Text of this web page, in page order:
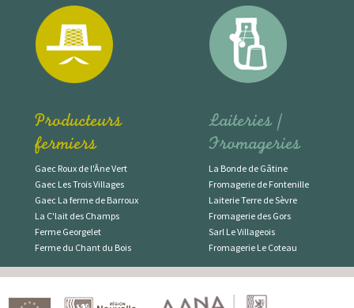
Producteurs
fermiers
Gaec Roux de l'Âne Vert
Gaec Les Trois Villages
Gaec La ferme de Barroux
La C'lait des Champs
Ferme Georgelet
Ferme du Chant du Bois
Laiteries /
Fromageries
La Bonde de Gâtine
Fromagerie de Fontenille
Laiterie Terre de Sèvre
Fromagerie des Gors
Sarl Le Villageois
Fromagerie Le Coteau